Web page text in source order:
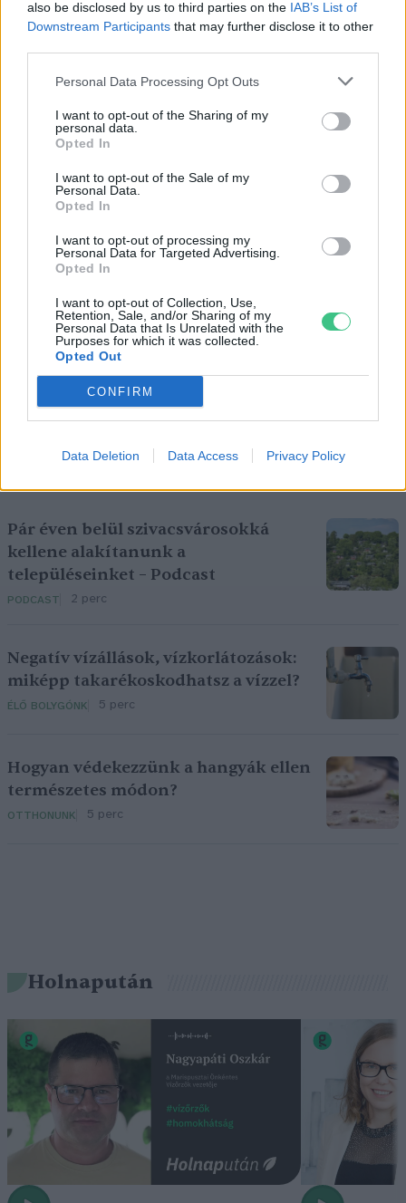
also be disclosed by us to third parties on the IAB’s List of
Downstream Participants that may further disclose it to other
Personal Data Processing Opt Outs
I want to opt-out of the Sharing of my
personal data.
Opted In
I want to opt-out of the Sale of my
Personal Data.
Opted In
I want to opt-out of processing my
Personal Data for Targeted Advertising.
Opted In
I want to opt-out of Collection, Use,
Retention, Sale, and/or Sharing of my
Personal Data that Is Unrelated with the
Purposes for which it was collected.
Opted Out
CONFIRM
Data Deletion Data Access Privacy Policy
Tartósítva is élvezhetjük.
Kép: canva
Kiemelt kép: canva
Skultéti Bernadett
A szerző további cikkei
Pár éven belül szivacsvárosokká
kellene alakítanunk a
településeinket – Podcast
PODCAST 2 perc
Negatív vízállások, vízkorlátozások:
miképp takarékoskodhatsz a vízzel?
ÉLŐ BOLYGÓNK 5 perc
Hogyan védekezzünk a hangyák ellen
természetes módon?
OTTHONUNK 5 perc
Holnapután